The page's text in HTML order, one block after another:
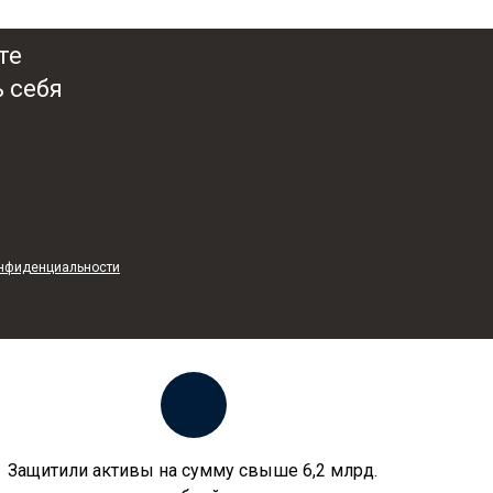
Защитили активы на сумму свыше 6,2 млрд.